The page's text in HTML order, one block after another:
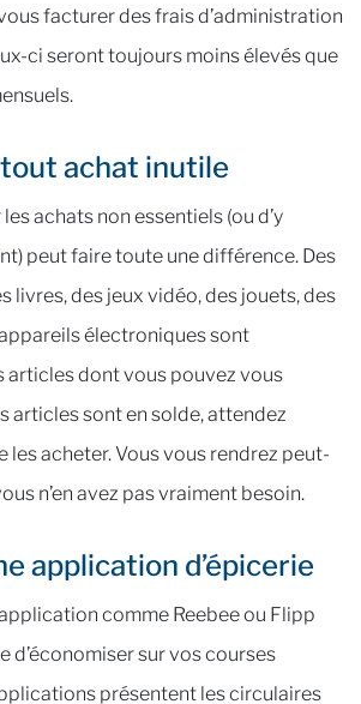
facturer des frais d’administration
ci seront toujours moins élevés que
achat inutile
achats non essentiels (ou d’y
peut faire toute une différence. Des
livres, des jeux vidéo, des jouets, des
électroniques sont
articles dont vous pouvez vous
articles sont en solde, attendez
les acheter. Vous vous rendrez peut-
n’en avez pas vraiment besoin.
application d’épicerie
application comme Reebee ou Flipp
d’économiser sur vos courses
présentent les circulaires